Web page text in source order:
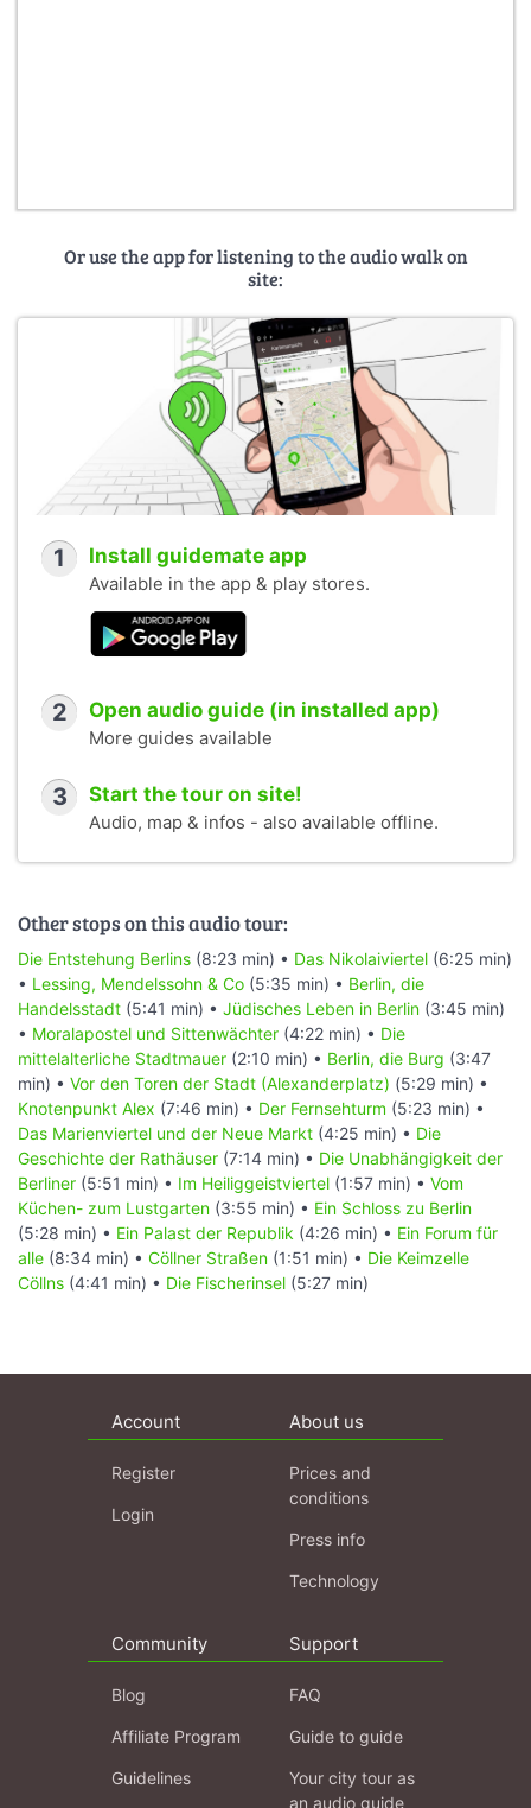
Or use the app for listening to the audio walk on
site:
1 Install guidemate app
Available in the app & play stores.
2 Open audio guide (in installed app)
More guides available
3 Start the tour on site!
Audio, map & infos - also available offline.
Other stops on this audio tour:
Die Entstehung Berlins (8:23 min) • Das Nikolaiviertel (6:25 min)
• Lessing, Mendelssohn & Co (5:35 min) • Berlin, die
Handelsstadt (5:41 min) • Jüdisches Leben in Berlin (3:45 min)
• Moralapostel und Sittenwächter (4:22 min) • Die
mittelalterliche Stadtmauer (2:10 min) • Berlin, die Burg (3:47
min) • Vor den Toren der Stadt (Alexanderplatz) (5:29 min) •
Knotenpunkt Alex (7:46 min) • Der Fernsehturm (5:23 min) •
Das Marienviertel und der Neue Markt (4:25 min) • Die
Geschichte der Rathäuser (7:14 min) • Die Unabhängigkeit der
Berliner (5:51 min) • Im Heiliggeistviertel (1:57 min) • Vom
Küchen- zum Lustgarten (3:55 min) • Ein Schloss zu Berlin
(5:28 min) • Ein Palast der Republik (4:26 min) • Ein Forum für
alle (8:34 min) • Cöllner Straßen (1:51 min) • Die Keimzelle
Cöllns (4:41 min) • Die Fischerinsel (5:27 min)
Account
Register
Login
About us
Prices and
conditions
Press info
Technology
Community
Blog
Affiliate Program
Guidelines
Support
FAQ
Guide to guide
Your city tour as
an audio guide